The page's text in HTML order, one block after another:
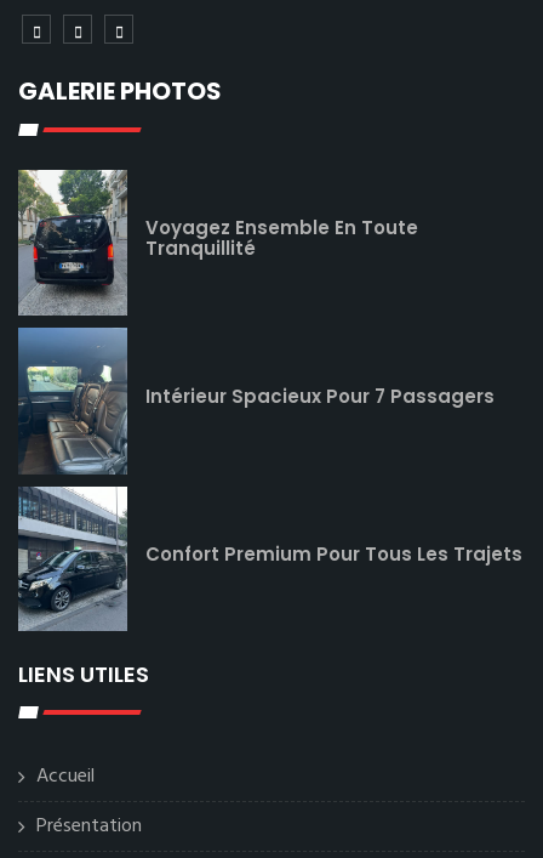
GALERIE PHOTOS
Voyagez Ensemble En Toute
Tranquillité
Intérieur Spacieux Pour 7 Passagers
Confort Premium Pour Tous Les Trajets
LIENS UTILES
Accueil
Présentation